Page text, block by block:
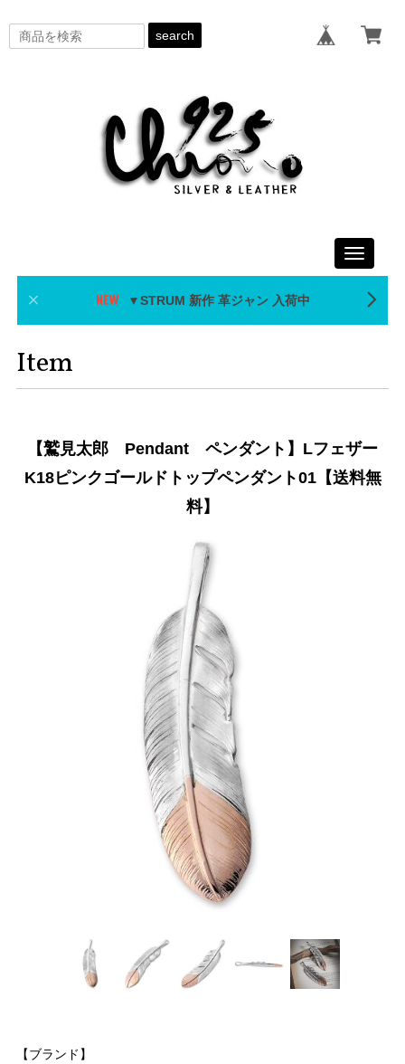
search
Toggle
▼STRUM 新作 革ジャン 入荷中
Item
【鷲見太郎 Pendant ペンダント】Lフェザー
K18ピンクゴールドトップペンダント01【送料無
料】
【ブランド】